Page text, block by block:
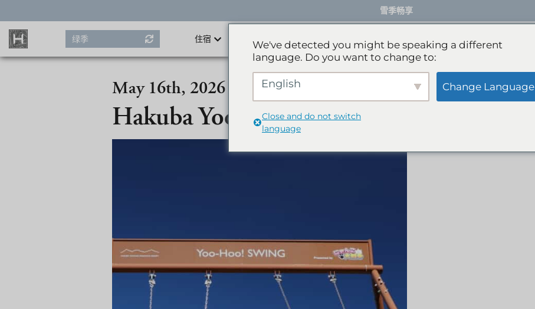
content
雪季畅享
绿季 住宿 活动体验 服务项目
May 16th, 2026
Hakuba Yoo-Hoo Festival
We've detected you might be speaking a different
language. Do you want to change to:
English Change Language
Close and do not switch
language